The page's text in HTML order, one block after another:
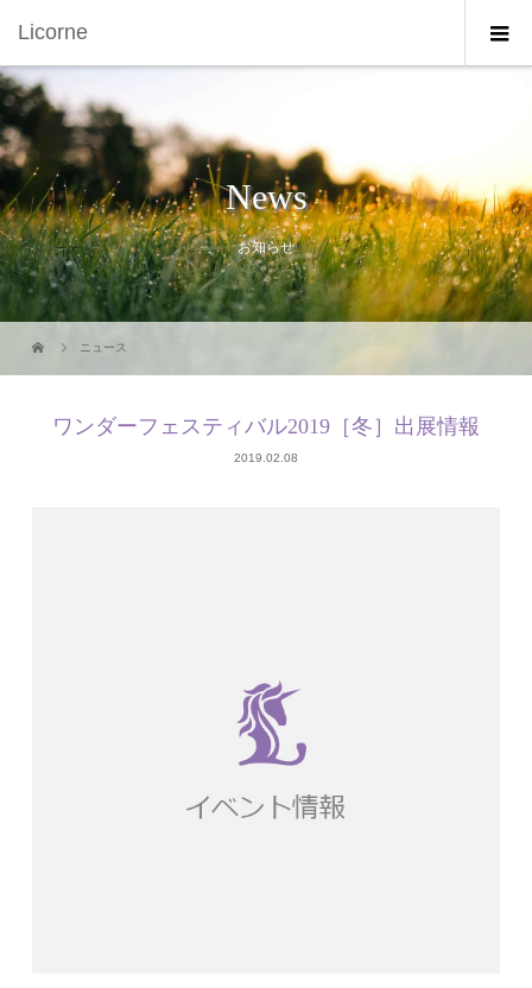
Licorne
News
お知らせ
ニュース
ワンダーフェスティバル2019［冬］出展情報
2019.02.08